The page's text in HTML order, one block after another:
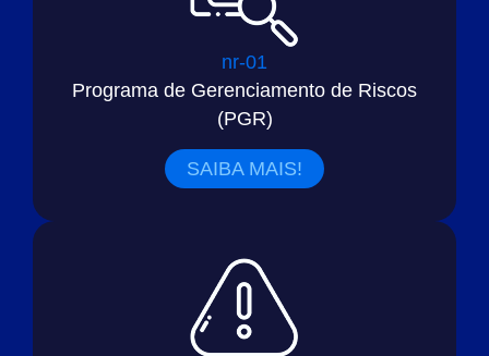
nr-01
Programa de Gerenciamento de Riscos
(PGR)
SAIBA MAIS!